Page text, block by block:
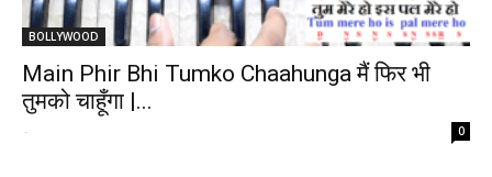
BOLLYWOOD
Main Phir Bhi Tumko Chaahunga मैं फिर भी
तुमको चाहूँगा |...
- 0